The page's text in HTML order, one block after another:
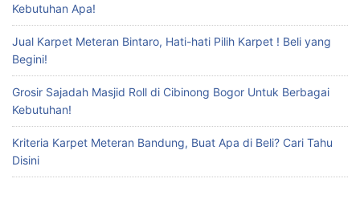
Kebutuhan Apa!
Jual Karpet Meteran Bintaro, Hati-hati Pilih Karpet ! Beli yang
Begini!
Grosir Sajadah Masjid Roll di Cibinong Bogor Untuk Berbagai
Kebutuhan!
Kriteria Karpet Meteran Bandung, Buat Apa di Beli? Cari Tahu
Disini